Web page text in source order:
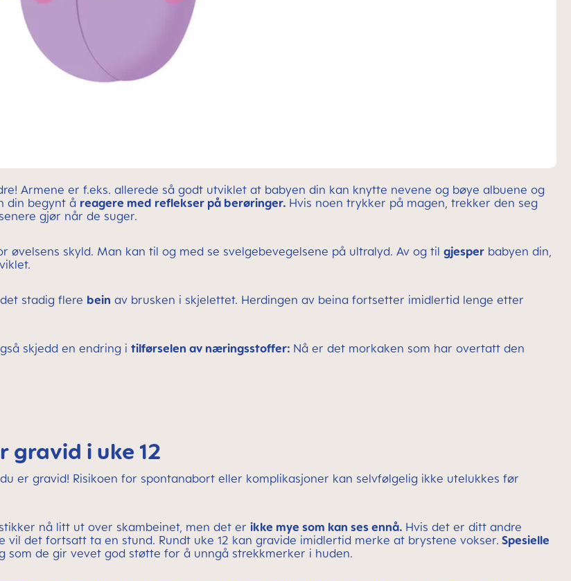
Armene er f.eks. allerede så godt utviklet at babyen din kan knytte nevene og bøye albuene og
din begynt å reagere med reflekser på berøringer. Hvis noen trykker på magen, trekker den seg
gjør når de suger.
øvelsens skyld. Man kan til og med se svelgebevegelsene på ultralyd. Av og til gjesper babyen din,
stadig flere bein av brusken i skjelettet. Herdingen av beina fortsetter imidlertid lenge etter
skjedd en endring i tilførselen av næringsstoffer: Nå er det morkaken som har overtatt den
gravid i uke 12
er gravid! Risikoen for spontanabort eller komplikasjoner kan selvfølgelig ikke utelukkes før
nå litt ut over skambeinet, men det er ikke mye som kan ses ennå. Hvis det er ditt andre
det fortsatt ta en stund. Rundt uke 12 kan gravide imidlertid merke at brystene vokser. Spesielle
som de gir vevet god støtte for å unngå strekkmerker i huden.